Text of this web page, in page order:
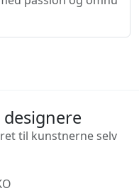
til kunstnerne selv